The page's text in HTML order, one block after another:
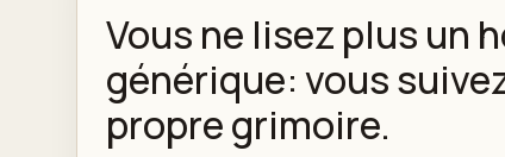
Vous ne lisez plus un
générique: vous
propre grimoire.